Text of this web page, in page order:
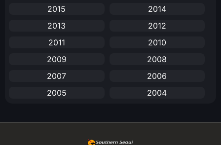
Animation แอนิเมชั่น
(25)
2015
2014
2013
2012
2011
2010
2009
2008
2007
2006
2005
2004